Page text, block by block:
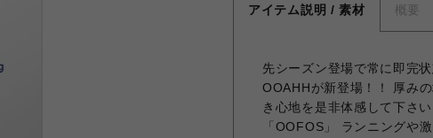
アイテム説明 / 素材 概要
先シーズン登場で常に即完
OOAHHが新登場！！ 厚み
き心地を是非体感して下さ
「OOFOS」 ランニングや